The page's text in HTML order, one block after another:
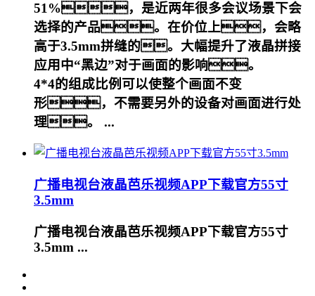
51%，是近两年很多会议场景下会
选择的产品。在价位上，会略
高于3.5mm拼缝的。大幅提升了液晶拼接
应用中“黑边”对于画面的影响。
4*4的组成比例可以使整个画面不变
形，不需要另外的设备对画面进行处
理。 ...
广播电视台液晶芭乐视频APP下载官方55寸
3.5mm
广播电视台液晶芭乐视频APP下载官方55寸
3.5mm ...